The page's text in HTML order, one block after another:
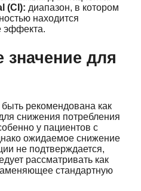
(CI): диапазон, в котором
находится
эффекта.
значение для
рекомендована как
снижения потребления
у пациентов с
ожидаемое снижение
не подтверждается,
рассматривать как
стандартную